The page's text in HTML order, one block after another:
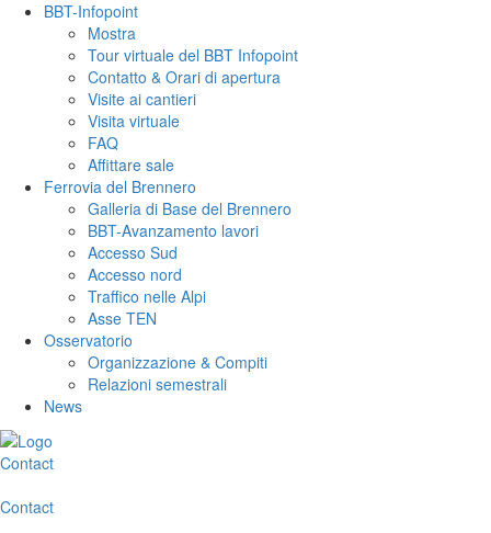
BBT-Infopoint
Mostra
Tour virtuale del BBT Infopoint
Contatto & Orari di apertura
Visite ai cantieri
Visita virtuale
FAQ
Affittare sale
Ferrovia del Brennero
Galleria di Base del Brennero
BBT-Avanzamento lavori
Accesso Sud
Accesso nord
Traffico nelle Alpi
Asse TEN
Osservatorio
Organizzazione & Compiti
Relazioni semestrali
News
Contact
Contact